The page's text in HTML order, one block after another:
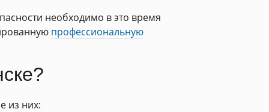
необходимо в это время
профессиональную
из них: